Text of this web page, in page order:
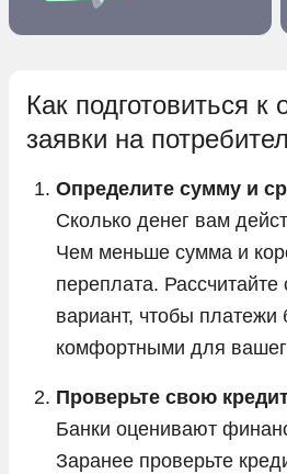
Как подготовиться
заявки на
Определите сумму и
Сколько денег вам
Чем меньше сумма и
переплата.
вариант, чтобы платежи
комфортными для
Проверьте свою
Банки оценивают
Заранее проверьте